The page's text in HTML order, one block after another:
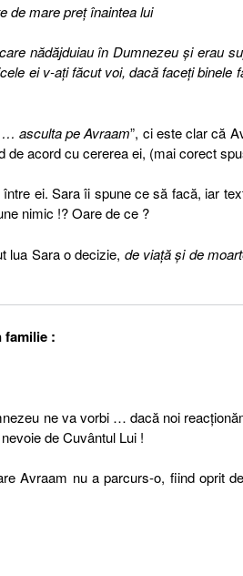
de mare preţ înaintea lui
nădăjduiau în Dumnezeu şi erau
ei v-aţi făcut voi, dacă faceţi binele
asculta pe Avraam”, ci este clar că
de acord cu cererea ei, (mai corect
ei. Sara îi spune ce să facă, iar
nimic !? Oare de ce ?
lua Sara o decizie, de viaţă şi de
familie :
ne va vorbi … dacă noi
de Cuvântul Lui !
Avraam nu a parcurs-o, fiind oprit